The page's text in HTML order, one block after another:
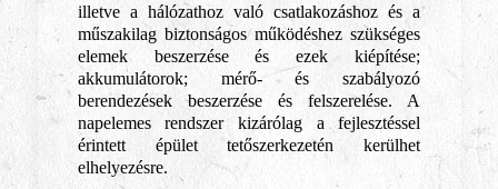
illetve a hálózathoz való csatlakozáshoz és a
műszakilag biztonságos működéshez szükséges
elemek beszerzése és ezek kiépítése;
akkumulátorok; mérő- és szabályozó
berendezések beszerzése és felszerelése. A
napelemes rendszer kizárólag a fejlesztéssel
érintett épület tetőszerkezetén kerülhet
elhelyezésre.